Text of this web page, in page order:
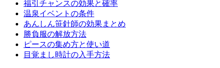
福引チャンスの効果と確率
温泉イベントの条件
あんしん笹針師の効果まとめ
勝負服の解放方法
ピースの集め方と使い道
目覚まし時計の入手方法